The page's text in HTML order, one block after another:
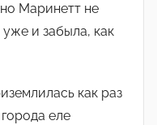
Маринетт не
и забыла, как
как раз
еле